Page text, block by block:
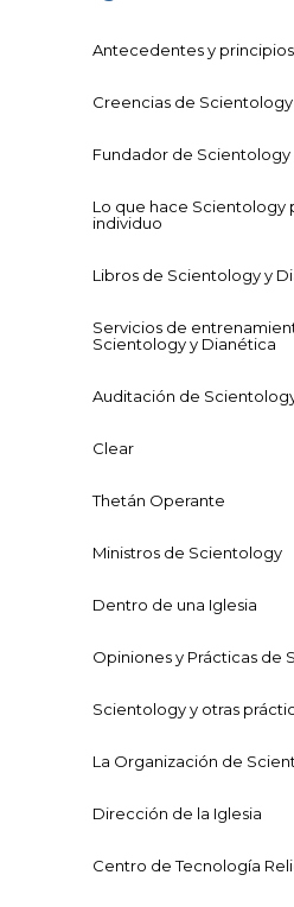
Antecedentes y
Creencias de Scientology
Fundador de Scientology
Lo que hace Scientology
individuo
Libros de Scientology y
Servicios de
Scientology y Dianética
Auditación de
Clear
Thetán Operante
Ministros de Scientology
Dentro de una Iglesia
Opiniones y Prácticas de
Scientology y otras
La Organización de
Dirección de la Iglesia
Centro de Tecnología